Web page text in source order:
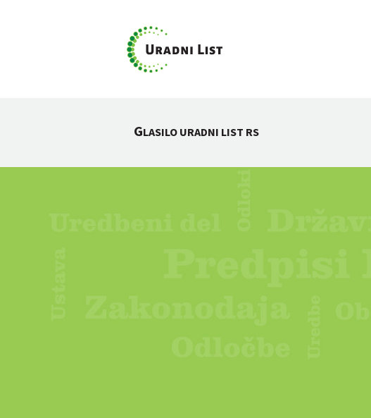
GLASILO URADNI LIST RS